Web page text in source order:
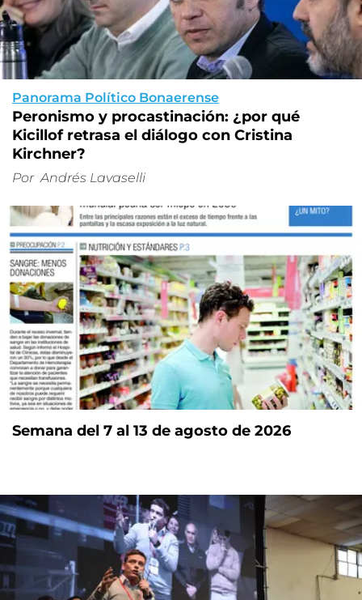
Panorama Político Bonaerense
Peronismo y procastinación: ¿por qué
Kicillof retrasa el diálogo con Cristina
Kirchner?
Por Andrés Lavaselli
Semana del 7 al 13 de agosto de 2026